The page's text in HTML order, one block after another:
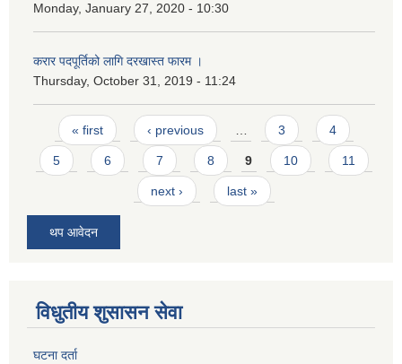
Monday, January 27, 2020 - 10:30
करार पदपूर्तिको लागि दरखास्त फारम ।
Thursday, October 31, 2019 - 11:24
Pages
« first ‹ previous 3 4
5 6 7 8 9 10 11
next › last »
थप आवेदन
विधुतीय शुसासन सेवा
घटना दर्ता